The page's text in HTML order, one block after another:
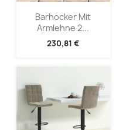
Barhocker Mit
Armlehne 2...
230,81 €